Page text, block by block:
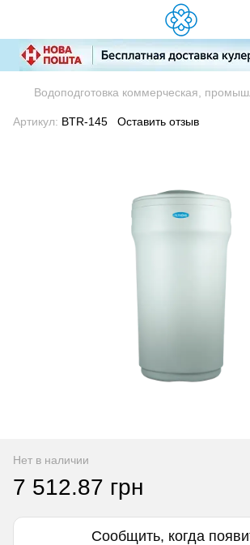
Водоподготовка коммерческая,
Артикул: BTR-145 Оставить отзыв
Нет в наличии
7 512.87 грн
Сообщить, когда